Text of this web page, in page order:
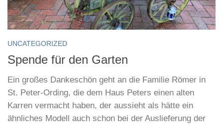
UNCATEGORIZED
Spende für den Garten
Ein großes Dankeschön geht an die Familie Römer in
St. Peter-Ording, die dem Haus Peters einen alten
Karren vermacht haben, der aussieht als hätte ein
ähnliches Modell auch schon bei der Auslieferung der